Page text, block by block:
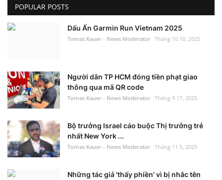
POPULAR POSTS
Dấu Ấn Garmin Run Vietnam 2025
Tomas Kauer - News Moderator Tháng 10 10, 2025
Người dân TP HCM đóng tiền phạt giao
thông qua mã QR code
Tomas Kauer - News Moderator Tháng 9 17, 2025
Bộ trưởng Israel cáo buộc Thị trưởng trẻ
nhất New York ...
Tomas Kauer - News Moderator Tháng 11 5, 2025
Những tác giả 'thấy phiền' vì bị nhắc tên